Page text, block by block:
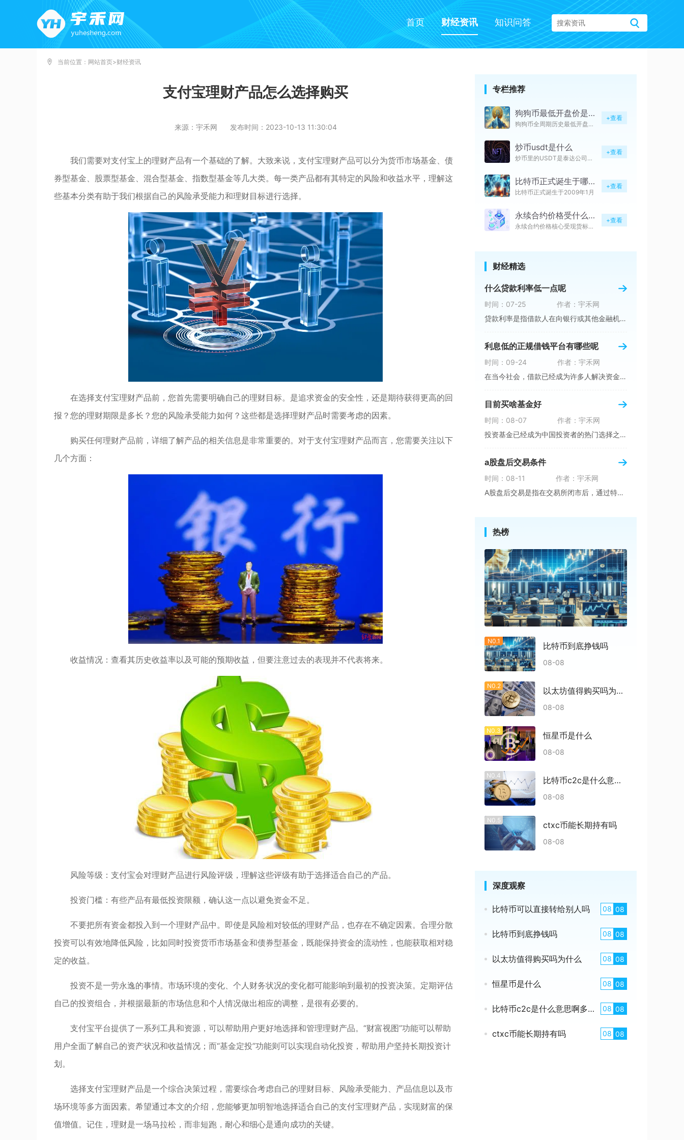
首页 财经资讯 知识问答
当前位置： 网站首页>财经资讯
支付宝理财产品怎么选择购买
来源：宇禾网 发布时间：2023-10-13 11:30:04
我们需要对支付宝上的理财产品有一个基础的了解。大致来说，支付宝理财产品可以分为货币市场基金、债
券型基金、股票型基金、混合型基金、指数型基金等几大类。每一类产品都有其特定的风险和收益水平，理解这
些基本分类有助于我们根据自己的风险承受能力和理财目标进行选择。
在选择支付宝理财产品前，您首先需要明确自己的理财目标。是追求资金的安全性，还是期待获得更高的回
报？您的理财期限是多长？您的风险承受能力如何？这些都是选择理财产品时需要考虑的因素。
购买任何理财产品前，详细了解产品的相关信息是非常重要的。对于支付宝理财产品而言，您需要关注以下
几个方面：
收益情况：查看其历史收益率以及可能的预期收益，但要注意过去的表现并不代表将来。
风险等级：支付宝会对理财产品进行风险评级，理解这些评级有助于选择适合自己的产品。
投资门槛：有些产品有最低投资限额，确认这一点以避免资金不足。
不要把所有资金都投入到一个理财产品中。即使是风险相对较低的理财产品，也存在不确定因素。合理分散
投资可以有效地降低风险，比如同时投资货币市场基金和债券型基金，既能保持资金的流动性，也能获取相对稳
定的收益。
投资不是一劳永逸的事情。市场环境的变化、个人财务状况的变化都可能影响到最初的投资决策。定期评估
自己的投资组合，并根据最新的市场信息和个人情况做出相应的调整，是很有必要的。
支付宝平台提供了一系列工具和资源，可以帮助用户更好地选择和管理理财产品。“财富视图”功能可以帮助
用户全面了解自己的资产状况和收益情况；而“基金定投”功能则可以实现自动化投资，帮助用户坚持长期投资计
划。
选择支付宝理财产品是一个综合决策过程，需要综合考虑自己的理财目标、风险承受能力、产品信息以及市
场环境等多方面因素。希望通过本文的介绍，您能够更加明智地选择适合自己的支付宝理财产品，实现财富的保
值增值。记住，理财是一场马拉松，而非短跑，耐心和细心是通向成功的关键。
专栏推荐
狗狗币最低开盘价是多少
狗狗币全周期历史最低开盘价为0
+查看
炒币usdt是什么
炒币里的USDT是泰达公司发行
+查看
比特币正式诞生于哪年哪月哪日
比特币正式诞生于2009年1月
+查看
永续合约价格受什么影响
永续合约价格核心受现货标的基差
+查看
财经精选
什么贷款利率低一点呢
时间：07-25
作者：宇禾网
贷款利率是指借款人在向银行或其他金融机构申请
利息低的正规借钱平台有哪些呢
时间：09-24
作者：宇禾网
在当今社会，借款已经成为许多人解决资金需求的
目前买啥基金好
时间：08-07
作者：宇禾网
投资基金已经成为中国投资者的热门选择之一，然
a股盘后交易条件
时间：08-11
作者：宇禾网
A股盘后交易是指在交易所闭市后，通过特定的交
热榜
N0.1 比特币到底挣钱吗
08-08
N0.2 以太坊值得购买吗为什么
08-08
N0.3 恒星币是什么
08-08
N0.4 比特币c2c是什么意思啊多少钱
08-08
N0.5 ctxc币能长期持有吗
08-08
深度观察
比特币可以直接转给别人吗 08 08
比特币到底挣钱吗 08 08
以太坊值得购买吗为什么 08 08
恒星币是什么 08 08
比特币c2c是什么意思啊多少钱 08 08
ctxc币能长期持有吗 08 08